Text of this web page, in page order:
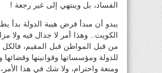
الفساد، بل وينتهي إلى غير رجعة !
يبدو أن مبدأ فرض هيبة الدولة بدأ
الكويت.. وهذا أمر لا جدال فيه ولا
من قبل المواطن قبل المقيم، فالكل
للدولة ومؤسساتها وقوانينها وقضائها
ومنعة واحترام، ولا شك في هذا